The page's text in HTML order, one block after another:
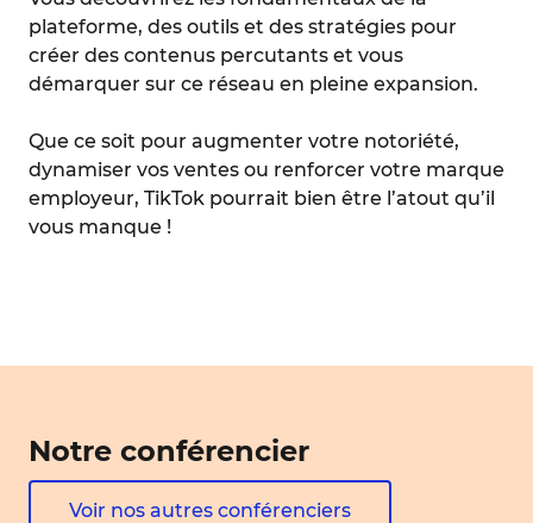
plateforme, des outils et des stratégies pour
créer des contenus percutants et vous
démarquer sur ce réseau en pleine expansion.
Que ce soit pour augmenter votre notoriété,
dynamiser vos ventes ou renforcer votre marque
employeur, TikTok pourrait bien être l’atout qu’il
vous manque !
Notre conférencier
Voir nos autres conférenciers